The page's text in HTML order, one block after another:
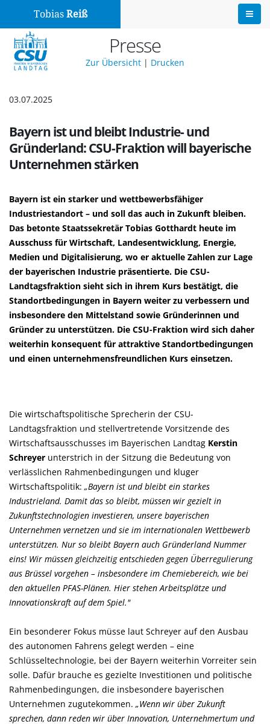
Tobias Reiß
Presse
Zur Übersicht | Drucken
03.07.2025
Bayern ist und bleibt Industrie- und
Gründerland: CSU-Fraktion will bayerische
Unternehmen stärken
Bayern ist ein starker und wettbewerbsfähiger
Industriestandort – und soll das auch in Zukunft bleiben.
Das betonte Staatssekretär Tobias Gotthardt heute im
Ausschuss für Wirtschaft, Landesentwicklung, Energie,
Medien und Digitalisierung, wo er aktuelle Zahlen zur Lage
der bayerischen Industrie präsentierte. Die CSU-
Landtagsfraktion sieht sich in ihrem Kurs bestätigt, die
Standortbedingungen in Bayern weiter zu verbessern und
insbesondere den Mittelstand sowie Gründerinnen und
Gründer zu unterstützen. Die CSU-Fraktion wird sich daher
weiterhin konsequent für attraktive Standortbedingungen
und einen unternehmensfreundlichen Kurs einsetzen.
Die wirtschaftspolitische Sprecherin der CSU-
Landtagsfraktion und stellvertretende Vorsitzende des
Wirtschaftsausschusses im Bayerischen Landtag Kerstin
Schreyer unterstrich in der Sitzung die Bedeutung von
verlässlichen Rahmenbedingungen und kluger
Wirtschaftspolitik: Bayern ist und bleibt ein starkes
Industrieland. Damit das so bleibt, müssen wir gezielt in
Zukunftstechnologien investieren, unsere bayerischen
Unternehmen vernetzen und sie im internationalen Wettbewerb
unterstützen. Nur so bleibt Bayern auch Gründerland Nummer
eins! Wir müssen gleichzeitig entschieden gegen Überregulierung
aus Brüssel vorgehen – insbesondere im Chemiebereich, wie bei
den aktuellen PFAS-Plänen. Hier stehen Arbeitsplätze und
Innovationskraft auf dem Spiel."
Ein besonderer Fokus müsse laut Schreyer auf den Ausbau
des autonomen Fahrens gelegt werden – eine
Schlüsseltechnologie, bei der Bayern weiterhin Vorreiter sein
solle. Dafür brauche es gezielte Investitionen und politische
Rahmenbedingungen, die insbesondere bayerischen
Unternehmen zugutekommen. Wenn wir über Zukunft
sprechen, dann reden wir über Innovation, Unternehmertum und